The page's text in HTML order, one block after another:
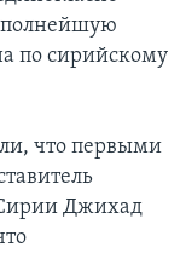
по сирийскому
что первыми
Джихад